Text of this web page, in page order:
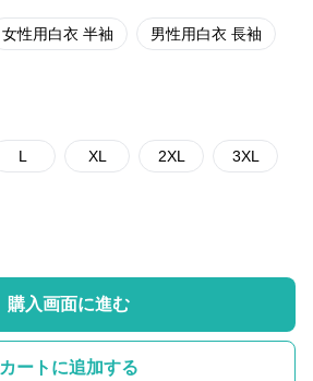
女性用白衣 半袖 男性用白衣 長袖
L XL 2XL 3XL
購入画面に進む
カートに追加する